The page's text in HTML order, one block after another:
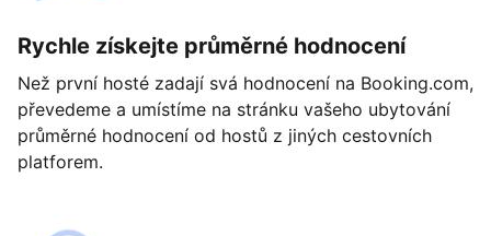
Rychle získejte průměrné hodnocení
Než první hosté zadají svá hodnocení na Booking.com,
převedeme a umístíme na stránku vašeho ubytování
průměrné hodnocení od hostů z jiných cestovních
platforem.